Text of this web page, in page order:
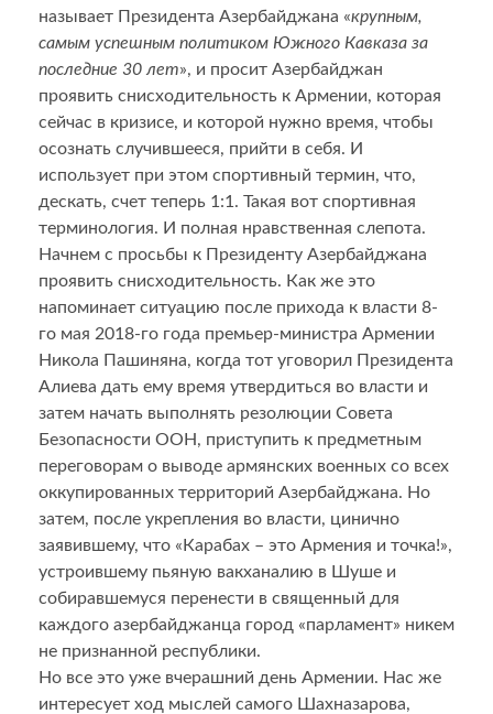
называет Президента Азербайджана «крупным,
самым успешным политиком Южного Кавказа за
последние 30 лет», и просит Азербайджан
проявить снисходительность к Армении, которая
сейчас в кризисе, и которой нужно время, чтобы
осознать случившееся, прийти в себя. И
использует при этом спортивный термин, что,
дескать, счет теперь 1:1. Такая вот спортивная
терминология. И полная нравственная слепота.
Начнем с просьбы к Президенту Азербайджана
проявить снисходительность. Как же это
напоминает ситуацию после прихода к власти 8-
го мая 2018-го года премьер-министра Армении
Никола Пашиняна, когда тот уговорил Президента
Алиева дать ему время утвердиться во власти и
затем начать выполнять резолюции Совета
Безопасности ООН, приступить к предметным
переговорам о выводе армянских военных со всех
оккупированных территорий Азербайджана. Но
затем, после укрепления во власти, цинично
заявившему, что «Карабах – это Армения и точка!»,
устроившему пьяную вакханалию в Шуше и
собиравшемуся перенести в священный для
каждого азербайджанца город «парламент» никем
не признанной республики.
Но все это уже вчерашний день Армении. Нас же
интересует ход мыслей самого Шахназарова,